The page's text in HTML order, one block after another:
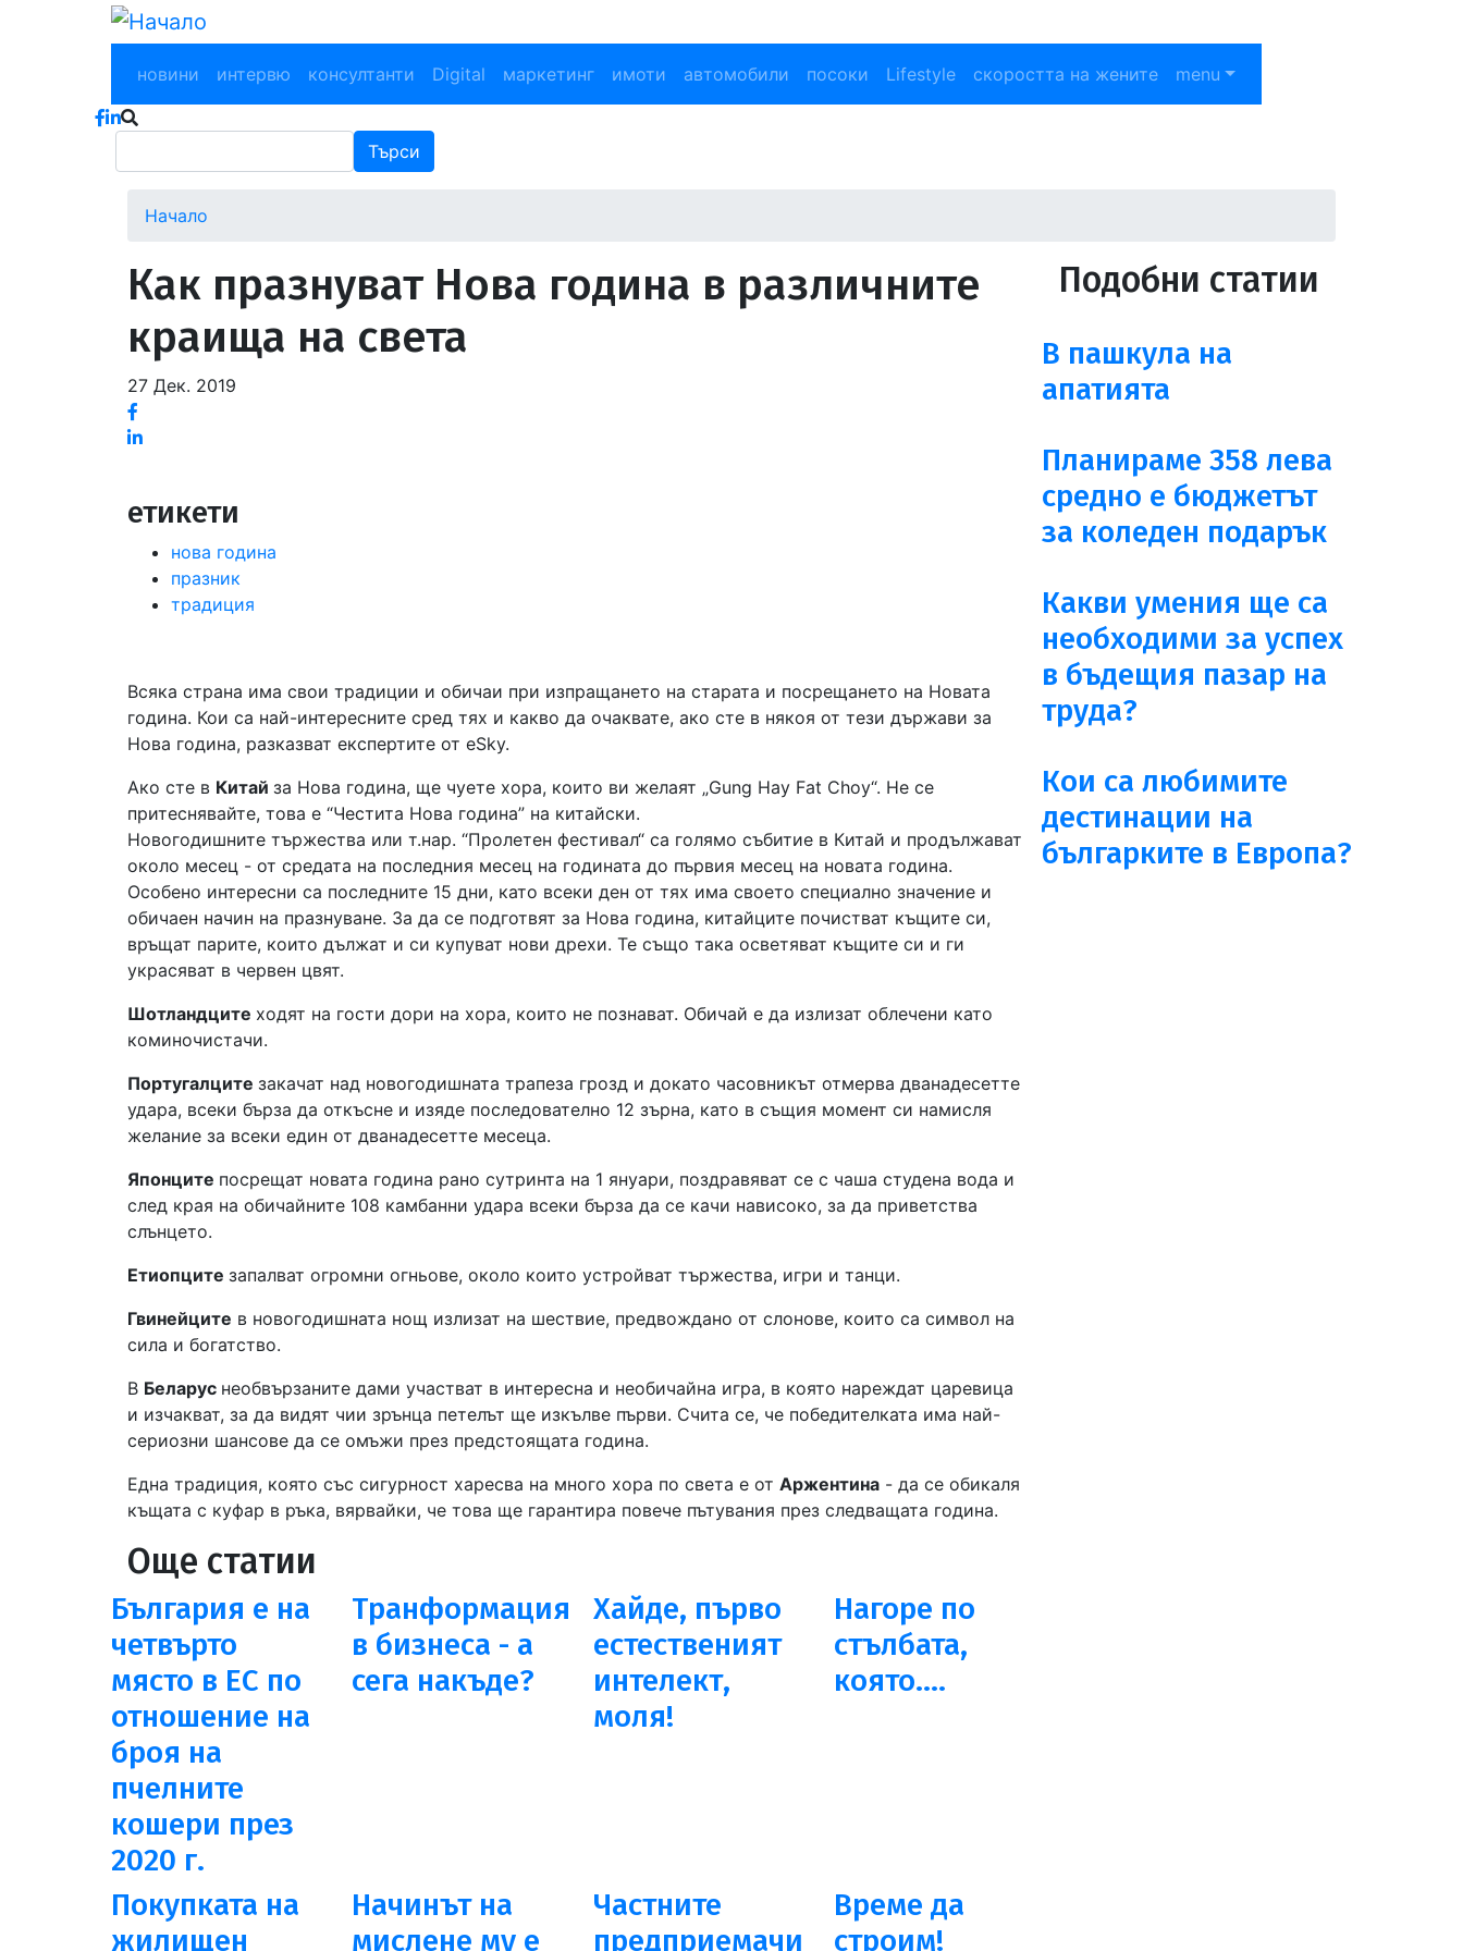
Main navigation
новини интервю консултанти Digital маркетинг имоти автомобили посоки Lifestyle скоростта на жените menu
Търси
Начало
Как празнуват Нова година в различните
краища на света
27 Дек. 2019
етикети
нова година
празник
традиция
Всяка страна има свои традиции и обичаи при изпращането на старата и посрещането на Новата
година. Кои са най-интересните сред тях и какво да очаквате, ако сте в някоя от тези държави за
Нова година, разказват експертите от eSky.
Ако сте в Китай за Нова година, ще чуете хора, които ви желаят „Gung Hay Fat Choy“. Не се
притеснявайте, това е “Честита Нова година” на китайски.
Новогодишните тържества или т.нар. “Пролетен фестивал“ са голямо събитие в Китай и продължават
около месец - от средата на последния месец на годината до първия месец на новата година.
Особено интересни са последните 15 дни, като всеки ден от тях има своето специално значение и
обичаен начин на празнуване. За да се подготвят за Нова година, китайците почистват къщите си,
връщат парите, които дължат и си купуват нови дрехи. Те също така осветяват къщите си и ги
украсяват в червен цвят.
Шотландците ходят на гости дори на хора, които не познават. Обичай е да излизат облечени като
коминочистачи.
Португалците закачат над новогодишната трапеза грозд и докато часовникът отмерва дванадесетте
удара, всеки бърза да откъсне и изяде последователно 12 зърна, като в същия момент си намисля
желание за всеки един от дванадесетте месеца.
Японците посрещат новата година рано сутринта на 1 януари, поздравяват се с чаша студена вода и
след края на обичайните 108 камбанни удара всеки бърза да се качи нависоко, за да приветства
слънцето.
Етиопците запалват огромни огньове, около които устройват тържества, игри и танци.
Гвинейците в новогодишната нощ излизат на шествие, предвождано от слонове, които са символ на
сила и богатство.
В Беларус необвързаните дами участват в интересна и необичайна игра, в която нареждат царевица
и изчакват, за да видят чии зрънца петелът ще изкълве първи. Счита се, че победителката има най-
сериозни шансове да се омъжи през предстоящата година.
Една традиция, която със сигурност харесва на много хора по света е от Аржентина - да се обикаля
къщата с куфар в ръка, вярвайки, че това ще гарантира повече пътувания през следващата година.
Още статии
България е на
четвърто
място в ЕС по
отношение на
броя на
пчелните
кошери през
2020 г.
Транформация
в бизнеса - а
сега накъде?
Хайде, първо
естественият
интелект,
моля!
Нагоре по
стълбата,
която....
Покупката на
жилищен
Начинът на
мислене му е
Частните
предприемачи
Време да
строим!
Подобни статии
В пашкула на
апатията
Планираме 358 лева
средно е бюджетът
за коледен подарък
Какви умения ще са
необходими за успех
в бъдещия пазар на
труда?
Кои са любимите
дестинации на
българките в Европа?